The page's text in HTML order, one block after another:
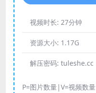
视频时长: 27分钟
资源大小: 1.17G
解压密码: tuleshe.cc
P=图片数量|V=视频数量